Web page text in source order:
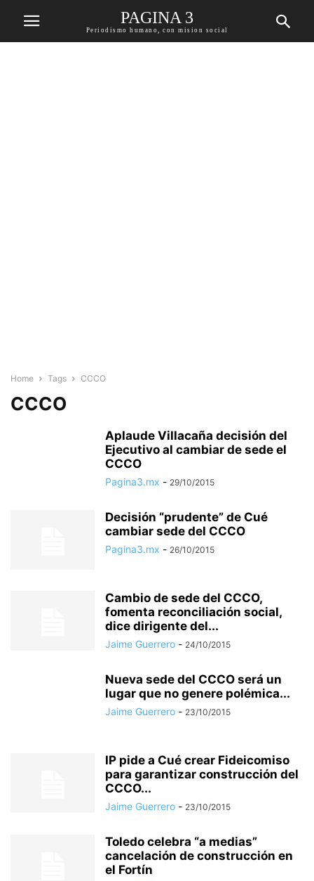
PAGINA 3
Periodismo humano, con mision social
Home Tags CCCO
CCCO
Aplaude Villacaña decisión del
Ejecutivo al cambiar de sede el
CCCO
Pagina3.mx - 29/10/2015
Decisión “prudente” de Cué
cambiar sede del CCCO
Pagina3.mx - 26/10/2015
Cambio de sede del CCCO,
fomenta reconciliación social,
dice dirigente del...
Jaime Guerrero - 24/10/2015
Nueva sede del CCCO será un
lugar que no genere polémica...
Jaime Guerrero - 23/10/2015
IP pide a Cué crear Fideicomiso
para garantizar construcción del
CCCO...
Jaime Guerrero - 23/10/2015
Toledo celebra “a medias”
cancelación de construcción en
el Fortín